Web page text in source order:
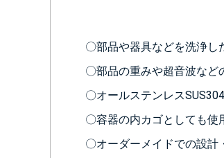
〇部品や器具などを洗浄し
〇部品の重みや超音波な
〇オールステンレス
〇容器の内カゴとしても使
〇オーダーメイドでの設計